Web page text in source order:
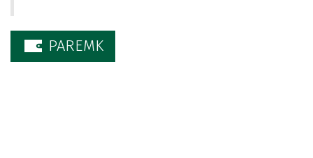
PAREMK